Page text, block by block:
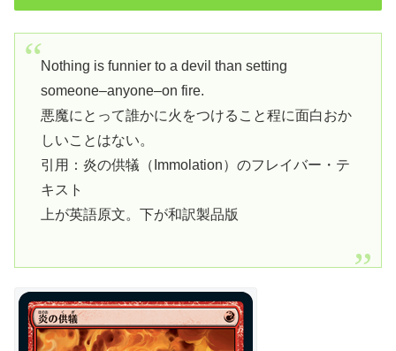
Nothing is funnier to a devil than setting
someone–anyone–on fire.
悪魔にとって誰かに火をつけること程に面白おか
しいことはない。
引用：炎の供犠（Immolation）のフレイバー・テ
キスト
上が英語原文。下が和訳製品版